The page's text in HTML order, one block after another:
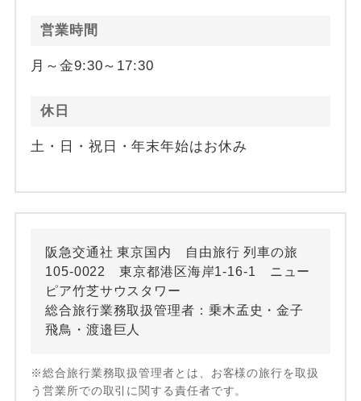
営業時間
月～金9:30～17:30
休日
土・日・祝日・年末年始はお休み
阪急交通社 東京国内 自由旅行 列車の旅
105-0022 東京都港区海岸1-16-1 ニュー
ピア竹芝サウスタワー
総合旅行業務取扱管理者：乗木孟史・金子
飛鳥・渡邉巨人
※総合旅行業務取扱管理者とは、お客様の旅行を取扱
う営業所での取引に関する責任者です。